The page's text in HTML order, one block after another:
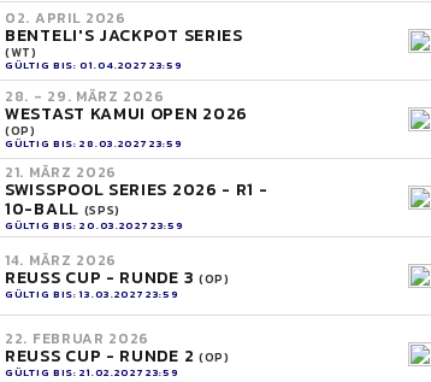
02. APRIL 2026
BENTELI'S JACKPOT SERIES
(WT)
GÜLTIG BIS: 01.04.2027 23:59
28. - 29. MÄRZ 2026
WESTAST KAMUI OPEN 2026
(OP)
GÜLTIG BIS: 28.03.2027 23:59
21. MÄRZ 2026
SWISSPOOL SERIES 2026 - R1 -
10-BALL (SPS)
GÜLTIG BIS: 20.03.2027 23:59
14. MÄRZ 2026
REUSS CUP - RUNDE 3 (OP)
GÜLTIG BIS: 13.03.2027 23:59
22. FEBRUAR 2026
REUSS CUP - RUNDE 2 (OP)
GÜLTIG BIS: 21.02.2027 23:59